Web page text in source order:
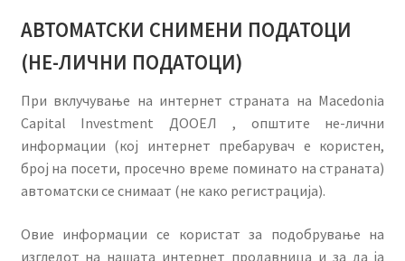
АВТОМАТСКИ СНИМЕНИ ПОДАТОЦИ
(НЕ-ЛИЧНИ ПОДАТОЦИ)
При вклучување на интернет страната на Macedonia
Capital Investment ДООЕЛ , општите не-лични
информации (кој интернет пребарувач е користен,
број на посети, просечно време поминато на страната)
автоматски се снимаат (не како регистрација).
Овие информации се користат за подобрување на
изгледот на нашата интернет продавница и за да ја